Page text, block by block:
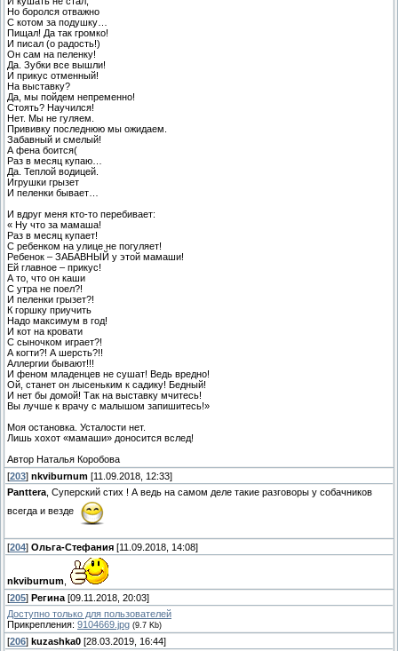
Но боролся отважно
С котом за подушку…
Пищал! Да так громко!
И писал (о радость!)
Он сам на пеленку!
Да. Зубки все вышли!
И прикус отменный!
На выставку?
Да, мы пойдем непременно!
Стоять? Научился!
Нет. Мы не гуляем.
Прививку последнюю мы ожидаем.
Забавный и смелый!
А фена боится(
Раз в месяц купаю…
Да. Теплой водицей.
Игрушки грызет
И пеленки бывает…
И вдруг меня кто-то перебивает:
« Ну что за мамаша!
Раз в месяц купает!
С ребенком на улице не погуляет!
Ребенок – ЗАБАВНЫЙ у этой мамаши!
Ей главное – прикус!
А то, что он каши
С утра не поел?!
И пеленки грызет?!
К горшку приучить
Надо максимум в год!
И кот на кровати
С сыночком играет?!
А когти?! А шерсть?!!
Аллергии бывают!!!
И феном младенцев не сушат! Ведь вредно!
Ой, станет он лысеньким к садику! Бедный!
И нет бы домой! Так на выставку мчитесь!
Вы лучше к врачу с малышом запишитесь!»
Моя остановка. Усталости нет.
Лишь хохот «мамаши» доносится вслед!
Автор Наталья Коробова
[203] nkviburnum [11.09.2018, 12:33]
Panttera , Суперский стих ! А ведь на самом деле такие разговоры у собачников
всегда и везде
[204] Ольга-Стефания [11.09.2018, 14:08]
nkviburnum
[205] Регина [09.11.2018, 20:03]
Доступно только для пользователей
Прикрепления: 9104669.jpg (9.7 Kb)
[206] kuzashka0 [28.03.2019, 16:44]